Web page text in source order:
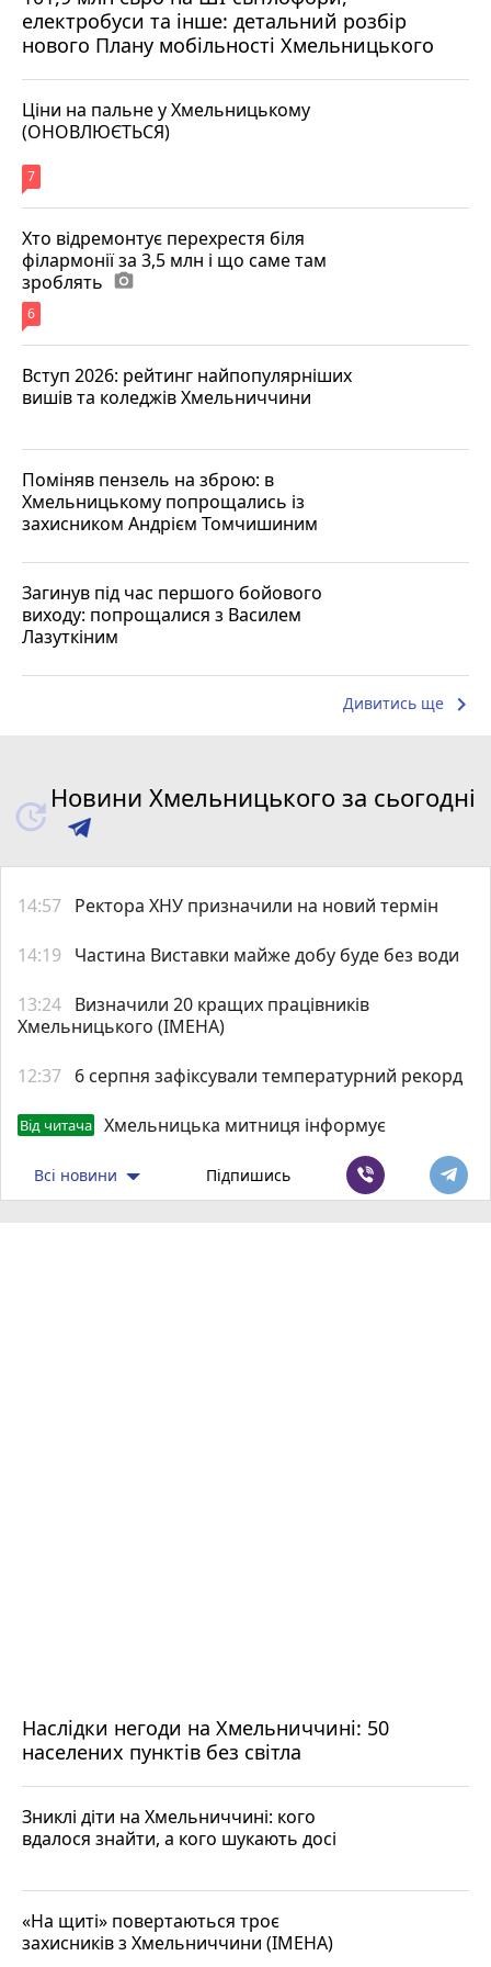
електробуси та інше: детальний розбір
нового Плану мобільності Хмельницького
Ціни на пальне у Хмельницькому
(ОНОВЛЮЄТЬСЯ)
7
Хто відремонтує перехрестя біля
філармонії за 3,5 млн і що саме там
зроблять photo_camera
6
Вступ 2026: рейтинг найпопулярніших
вишів та коледжів Хмельниччини
Поміняв пензель на зброю: в
Хмельницькому попрощались із
захисником Андрієм Томчишиним
Загинув під час першого бойового
виходу: попрощалися з Василем
Лазуткіним
Дивитись ще keyboard_arrow_right
Новини Хмельницького за сьогодні
14:57 Ректора ХНУ призначили на новий термін
14:19 Частина Виставки майже добу буде без води
13:24 Визначили 20 кращих працівників
Хмельницького (ІМЕНА)
12:37 6 серпня зафіксували температурний рекорд
Від читача Хмельницька митниця інформує
Всі новини Підпишись
Наслідки негоди на Хмельниччині: 50
населених пунктів без світла
Зниклі діти на Хмельниччині: кого
вдалося знайти, а кого шукають досі
«На щиті» повертаються троє
захисників з Хмельниччини (ІМЕНА)